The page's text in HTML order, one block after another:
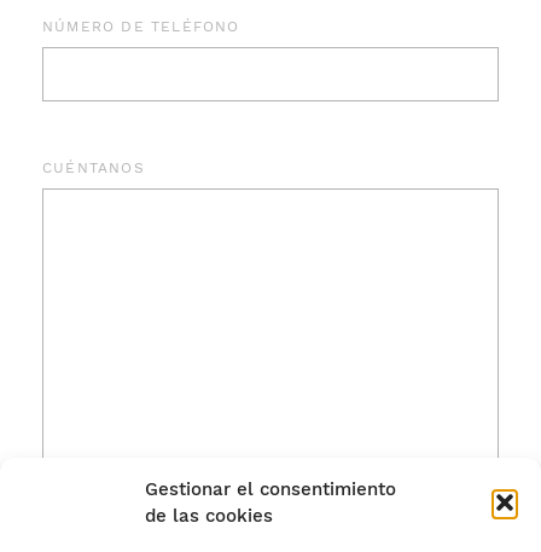
Gestionar el consentimiento
de las cookies
NÚMERO DE TELÉFONO
CUÉNTANOS